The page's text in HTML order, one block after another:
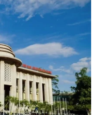
ưu tiên khi chọn nơi an
tố số 1 là vị trí
hiện đang dần trở